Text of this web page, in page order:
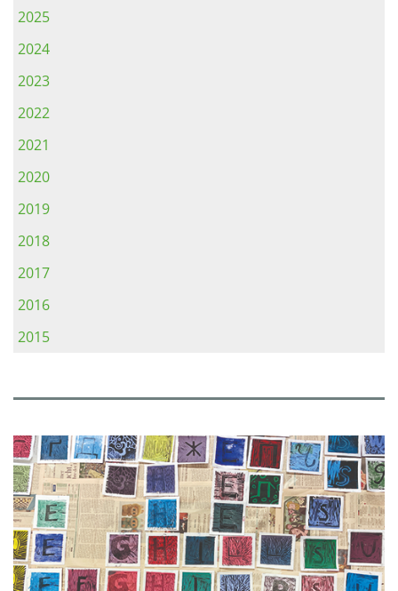
2025
2024
2023
2022
2021
2020
2019
2018
2017
2016
2015